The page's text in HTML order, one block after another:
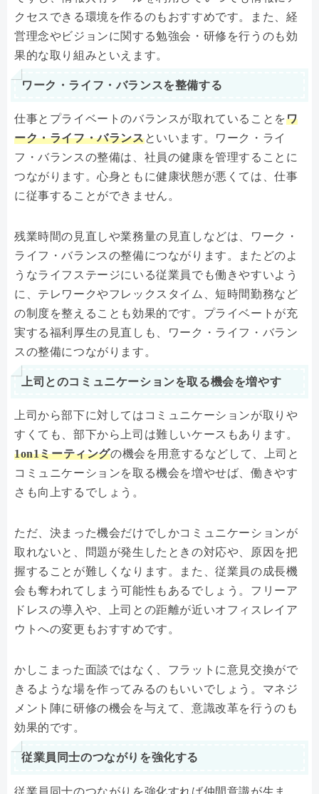
クセスできる環境を作るのもおすすめです。また、経
営理念やビジョンに関する勉強会・研修を行うのも効
果的な取り組みといえます。
ワーク・ライフ・バランスを整備する
仕事とプライベートのバランスが取れていることをワ
ーク・ライフ・バランスといいます。ワーク・ライ
フ・バランスの整備は、社員の健康を管理することに
つながります。心身ともに健康状態が悪くては、仕事
に従事することができません。
残業時間の見直しや業務量の見直しなどは、ワーク・
ライフ・バランスの整備につながります。またどのよ
うなライフステージにいる従業員でも働きやすいよう
に、テレワークやフレックスタイム、短時間勤務など
の制度を整えることも効果的です。プライベートが充
実する福利厚生の見直しも、ワーク・ライフ・バラン
スの整備につながります。
上司とのコミュニケーションを取る機会を増やす
上司から部下に対してはコミュニケーションが取りや
すくても、部下から上司は難しいケースもあります。
1on1ミーティングの機会を用意するなどして、上司と
コミュニケーションを取る機会を増やせば、働きやす
さも向上するでしょう。
ただ、決まった機会だけでしかコミュニケーションが
取れないと、問題が発生したときの対応や、原因を把
握することが難しくなります。また、従業員の成長機
会も奪われてしまう可能性もあるでしょう。フリーア
ドレスの導入や、上司との距離が近いオフィスレイア
ウトへの変更もおすすめです。
かしこまった面談ではなく、フラットに意見交換がで
きるような場を作ってみるのもいいでしょう。マネジ
メント陣に研修の機会を与えて、意識改革を行うのも
効果的です。
従業員同士のつながりを強化する
従業員同士のつながりを強化すれば仲間意識が生ま